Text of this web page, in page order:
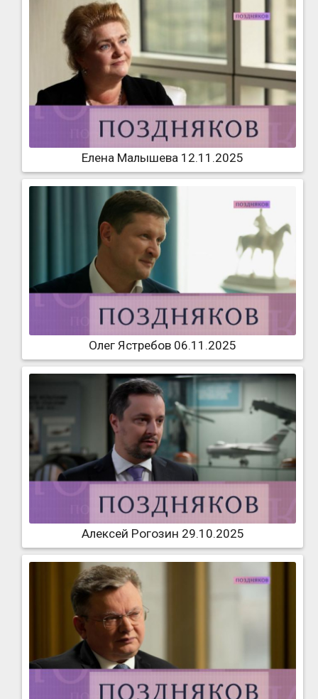
Елена Малышева 12.11.2025
Олег Ястребов 06.11.2025
Алексей Рогозин 29.10.2025